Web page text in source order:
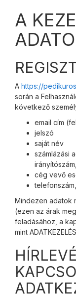
A
A https://
során a
következő
email cím
jelszó
saját név
számlázási
cég vevő
Mindezen adatok
(ezen az árak
feladásához, a
mint